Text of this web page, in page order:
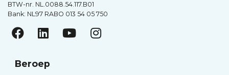
BTW-nr. NL.0088.54.117.B01
Bank: NL97 RABO 013 54 05 750
Beroep